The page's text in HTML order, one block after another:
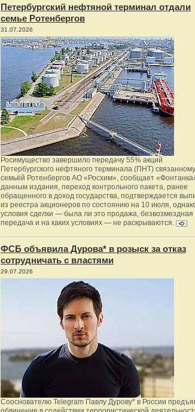
Петербургский нефтяной терминал отдали
семье Ротенбергов
31.07.2026
Росимущество завершило передачу 55% акций
Петербургского нефтяного терминала (ПНТ)
семьёй Ротенбергов АО «Росхим», сообщает
данным издания, переход контрольного пакета, ранее
обращенного в доход государства, подтверждается
из реестра акционеров по состоянию на 10 июля,
условия сделки — была ли это продажа, безвозмездная
передача и на каких условиях — не раскрываются.
ФСБ объявила Дурова* в розыск за отказ
сотрудничать с властями
29.07.2026
Сооснователю Telegram Павлу Дурову* в России